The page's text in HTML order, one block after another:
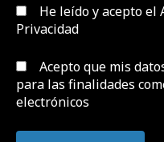
He leído y acepto el
Privacidad
Acepto que mis
para las finalidades
electrónicos